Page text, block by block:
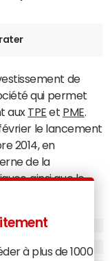
de
qui permet
aux TPE et PME
le lancement
2014, en
de la
ainsi que le
demander leur
acceptation en
en moins de
à plus de 1000